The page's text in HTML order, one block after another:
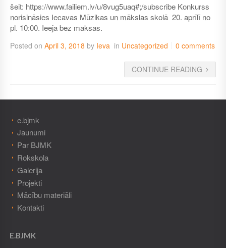
šeit: https://www.failiem.lv/u/8vug5uaq#;/subscribe Konkurss
norisināsies Iecavas Mūzikas un mākslas skolā 20. aprīlī no
pl. 10:00. Ieeja bez maksas.
Posted on April 3, 2018 by Ieva in Uncategorized 0 comments
CONTINUE READING
e.bjmk
Jaunumi
Par BJMK
Rokskola
Galerija
Projekti
Mācību materiāli
Kontakti
E.BJMK